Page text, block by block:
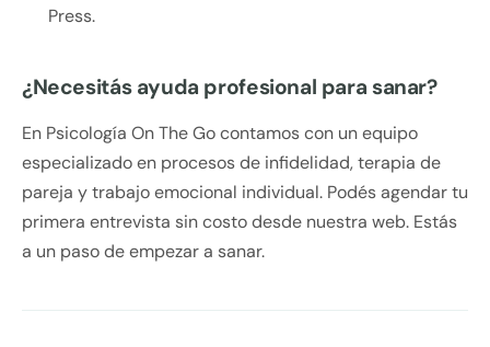
Press.
¿Necesitás ayuda profesional para sanar?
En Psicología On The Go contamos con un equipo
especializado en procesos de infidelidad, terapia de
pareja y trabajo emocional individual. Podés agendar tu
primera entrevista sin costo desde nuestra web. Estás
a un paso de empezar a sanar.